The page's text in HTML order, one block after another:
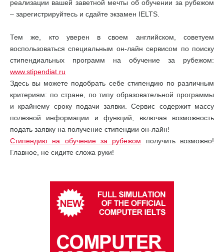
реализации вашей заветной мечты об обучении за рубежом
– зарегистрируйтесь и сдайте экзамен IELTS.
Тем же, кто уверен в своем английском, советуем
воспользоваться специальным он-лайн сервисом по поиску
стипендиальных программ на обучение за рубежом:
www.stipendiat.ru
Здесь вы можете подобрать себе стипендию по различным
критериям: по стране, по типу образовательной программы
и крайнему сроку подачи заявки. Сервис содержит массу
полезной информации и функций, включая возможность
подать заявку на получение стипендии он-лайн!
Стипендию на обучение за рубежом получить возможно!
Главное, не сидите сложа руки!